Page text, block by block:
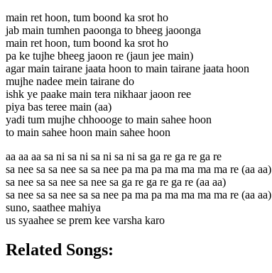
main ret hoon, tum boond ka srot ho
jab main tumhen paoonga to bheeg jaoonga
main ret hoon, tum boond ka srot ho
pa ke tujhe bheeg jaoon re (jaun jee main)
agar main tairane jaata hoon to main tairane jaata hoon
mujhe nadee mein tairane do
ishk ye paake main tera nikhaar jaoon ree
piya bas teree main (aa)
yadi tum mujhe chhoooge to main sahee hoon
to main sahee hoon main sahee hoon
aa aa aa sa ni sa ni sa ni sa ni sa ga re ga re ga re
sa nee sa sa nee sa sa nee pa ma pa ma ma ma ma re (aa aa)
sa nee sa sa nee sa nee sa ga re ga re ga re (aa aa)
sa nee sa sa nee sa sa nee pa ma pa ma ma ma ma re (aa aa)
suno, saathee mahiya
us syaahee se prem kee varsha karo
Related Songs: